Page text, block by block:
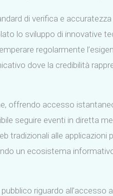
di verifica e
lo sviluppo di innovative
regolarmente
dove la credibilità
offrendo accesso
seguire eventi in diretta
tradizionali alle applicazioni
un ecosistema
riguardo all’accesso